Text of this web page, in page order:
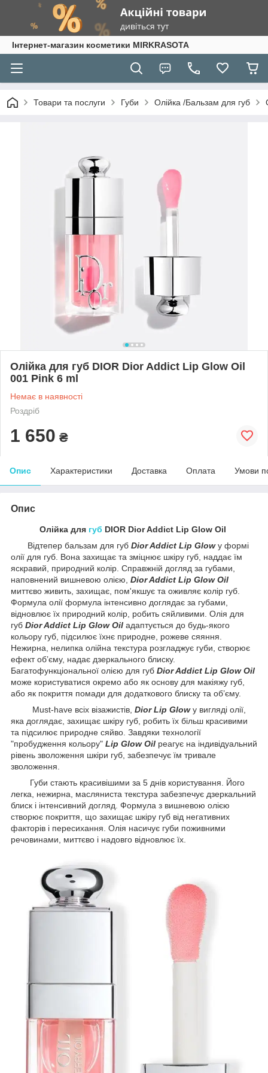
Інтернет-магазин косметики MIRKRASOTA
Товари та послуги Губи Олійка /Бальзам для губ
Олійка для губ DIOR Dior Addict Lip Glow Oil
001 Pink 6 ml
Немає в наявності
Роздріб
1 650 ₴
Опис Характеристики Доставка Оплата Умови
Опис
Олійка для губ DIOR Dior Addict Lip Glow Oil
Відтепер бальзам для губ Dior Addict Lip Glowу формі
олії для губ. Вона захищає та зміцнює шкіру губ, наддає їм
яскравий, природний колір. Справжній догляд за губами,
наповнений вишневою олією, Dior Addict Lip Glow Oil
миттєво живить, захищає, пом'якшує та оживляє колір губ.
Формула олії формула інтенсивно доглядає за губами,
відновлює їх природний колір, робить сяйливими. Олія для
губ Dior Addict Lip Glow Oil адаптується до будь-якого
кольору губ, підсилює їхнє природне, рожеве сяяння.
Нежирна, нелипка олійна текстура розгладжує губи, створює
ефект об’єму, надає дзеркального блиску.
Багатофункціональної олією для губ Dior Addict Lip Glow Oil
може користуватися окремо або як основу для макіяжу губ,
або як покриття помади для додаткового блиску та об’єму.
Must-have всіх візажистів, Dior Lip Glowу вигляді олії,
яка доглядає, захищає шкіру губ, робить їх більш красивими
та підсилює природне сяйво. Завдяки технології
"пробудження кольору" Lip Glow Oil реагує на індивідуальний
рівень зволоження шкіри губ, забезпечує їм тривале
зволоження.
Губи стають красивішими за 5 днів користування. Його
легка, нежирна, масляниста текстура забезпечує дзеркальний
блиск і інтенсивний догляд. Формула з вишневою олією
створює покриття, що захищає шкіру губ від негативних
факторів і пересихання. Олія насичує губи поживними
речовинами, миттєво і надовго відновлює їх.